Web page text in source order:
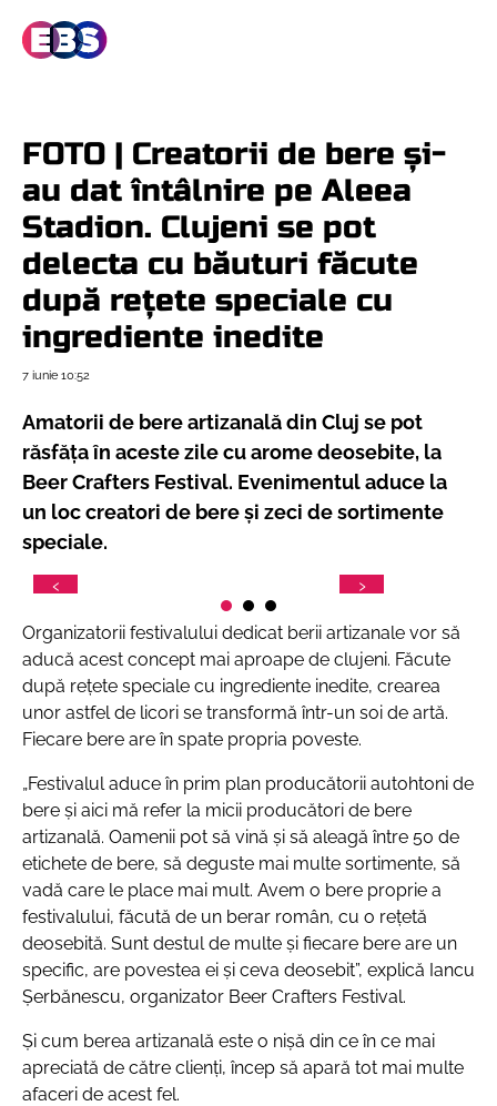
FOTO | Creatorii de bere și-
au dat întâlnire pe Aleea
Stadion. Clujeni se pot
delecta cu băuturi făcute
după rețete speciale cu
ingrediente inedite
7 iunie 10:52
Amatorii de bere artizanală din Cluj se pot
răsfăța în aceste zile cu arome deosebite, la
Beer Crafters Festival. Evenimentul aduce la
un loc creatori de bere și zeci de sortimente
speciale.
Organizatorii festivalului dedicat berii artizanale vor să
aducă acest concept mai aproape de clujeni. Făcute
după rețete speciale cu ingrediente inedite, crearea
unor astfel de licori se transformă într-un soi de artă.
Fiecare bere are în spate propria poveste.
„Festivalul aduce în prim plan producătorii autohtoni de
bere și aici mă refer la micii producători de bere
artizanală. Oamenii pot să vină și să aleagă între 50 de
etichete de bere, să deguste mai multe sortimente, să
vadă care le place mai mult. Avem o bere proprie a
festivalului, făcută de un berar român, cu o rețetă
deosebită. Sunt destul de multe și fiecare bere are un
specific, are povestea ei și ceva deosebit”, explică Iancu
Șerbănescu, organizator Beer Crafters Festival.
Și cum berea artizanală este o nișă din ce în ce mai
apreciată de către clienți, încep să apară tot mai multe
afaceri de acest fel.